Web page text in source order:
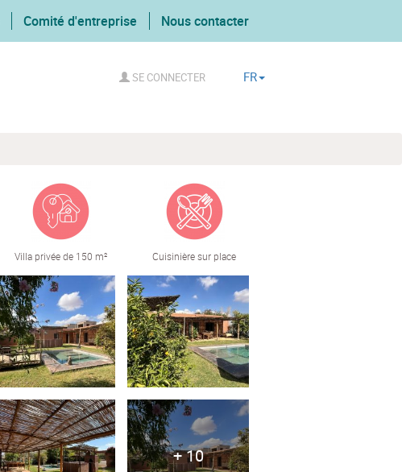
Comité d'entreprise Nous contacter
SE CONNECTER FR
Villa privée de 150 m² Cuisinière sur place
+ 10